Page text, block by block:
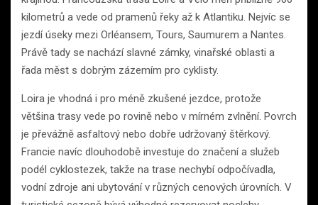
kilometrů a vede od pramenů řeky až k Atlantiku. Nejvíc se
jezdí úseky mezi Orléansem, Tours, Saumurem a Nantes.
Právě tady se nachází slavné zámky, vinařské oblasti a
řada měst s dobrým zázemím pro cyklisty.
Loira je vhodná i pro méně zkušené jezdce, protože
většina trasy vede po rovině nebo v mírném zvlnění. Povrch
je převážně asfaltový nebo dobře udržovaný štěrkový.
Francie navíc dlouhodobě investuje do značení a služeb
podél cyklostezek, takže na trase nechybí odpočívadla,
vodní zdroje ani ubytování v různých cenových úrovních. V